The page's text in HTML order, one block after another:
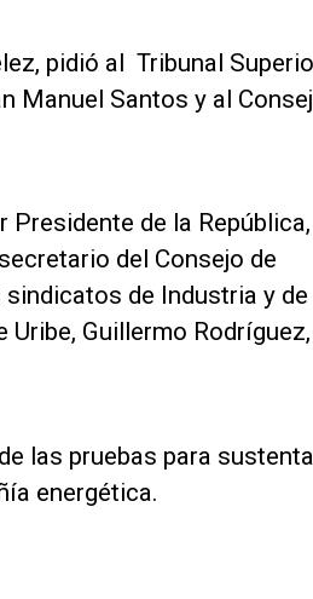
pidió al Tribunal
Manuel Santos y al
de la República,
del Consejo de
de Industria y de
Uribe, Guillermo
las pruebas para
energética.